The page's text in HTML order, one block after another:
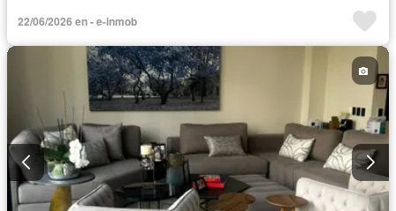
22/06/2026 en - e-inmob